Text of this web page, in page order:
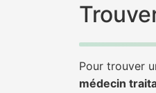
Pour trouver
médecin